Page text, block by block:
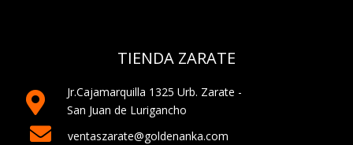
TIENDA ZARATE
Jr.Cajamarquilla 1325 Urb. Zarate -
San Juan de Lurigancho
ventaszarate@goldenanka.com

